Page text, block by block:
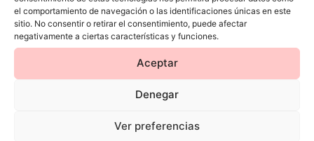
el comportamiento de navegación o las identificaciones únicas en este
sitio. No consentir o retirar el consentimiento, puede afectar
negativamente a ciertas características y funciones.
Aceptar
Denegar
Ver preferencias